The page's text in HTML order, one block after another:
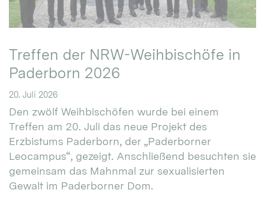
Treffen der NRW-Weihbischöfe in
Paderborn 2026
20. Juli 2026
Den zwölf Weihbischöfen wurde bei einem
Treffen am 20. Juli das neue Projekt des
Erzbistums Paderborn, der „Paderborner
Leocampus“, gezeigt. Anschließend besuchten sie
gemeinsam das Mahnmal zur sexualisierten
Gewalt im Paderborner Dom.